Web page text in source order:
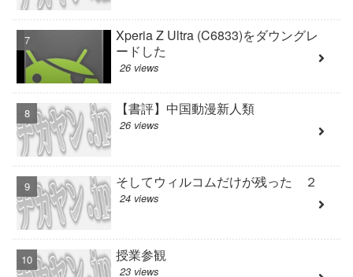
Xperia Z Ultra (C6833)をダウングレ
ードした
26 views
【書評】中国動漫新人類
26 views
そしてウィルコムだけが残った ２
24 views
授業参観
23 views